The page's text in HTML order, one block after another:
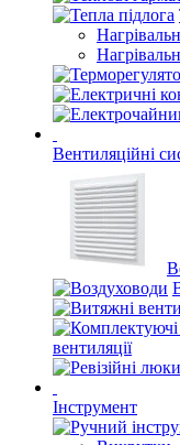
Вентиляційні
вентиляції
Інструмент